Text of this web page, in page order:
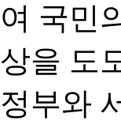
여 국민
상을 도
정부와